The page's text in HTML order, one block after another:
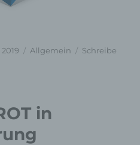
Kategorien
Allgemein
Schreibe
in